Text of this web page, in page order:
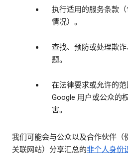
执行适用的服务条款
情况）。
查找、预防或处理欺
题。
在法律要求或允许的范
Google 用户或公众的
害。
我们可能会与公众以及合作伙伴（
关联网站）分享汇总的非个人身份